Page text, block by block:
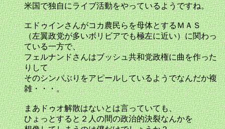
米国で独自にライブ活動をやっているようですね。
エドゥインさんがコカ農民らを母体とするＭＡＳ
（左翼政党が多いボリビアでも極左に近い）に関わっ
ている一方で、
フェルナンドさんはブッシュ共和党政権に曲を作った
りして
そのシンパぶりをアピールしているようでなんだか複
雑・・・。
まあドゥオ解散はないとは言っていても、
ひょっとすると２人の間の政治的決裂なんかを